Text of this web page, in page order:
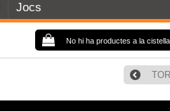
Jocs
No hi ha productes a la cistella